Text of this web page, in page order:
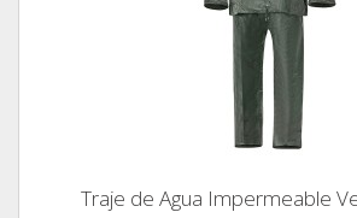
Traje de Agua Impermeable